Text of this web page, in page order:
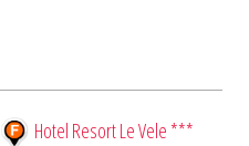
Hotel Resort Le Vele ***